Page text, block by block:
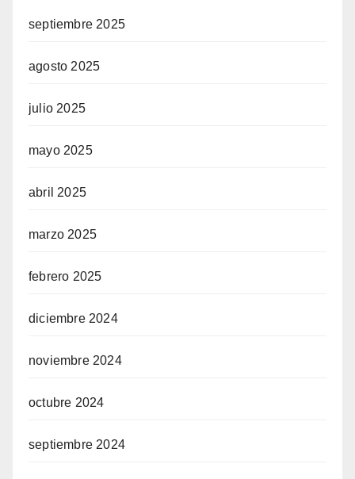
septiembre 2025
agosto 2025
julio 2025
mayo 2025
abril 2025
marzo 2025
febrero 2025
diciembre 2024
noviembre 2024
octubre 2024
septiembre 2024